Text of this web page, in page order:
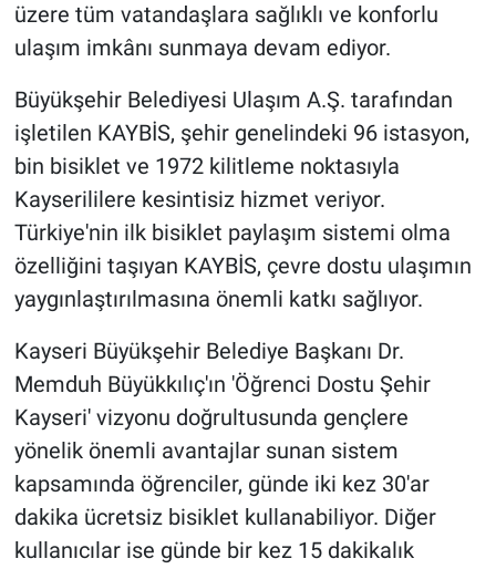
üzere tüm vatandaşlara sağlıklı ve konforlu
ulaşım imkânı sunmaya devam ediyor.
Büyükşehir Belediyesi Ulaşım A.Ş. tarafından
işletilen KAYBİS, şehir genelindeki 96 istasyon,
bin bisiklet ve 1972 kilitleme noktasıyla
Kayserililere kesintisiz hizmet veriyor.
Türkiye'nin ilk bisiklet paylaşım sistemi olma
özelliğini taşıyan KAYBİS, çevre dostu ulaşımın
yaygınlaştırılmasına önemli katkı sağlıyor.
Kayseri Büyükşehir Belediye Başkanı Dr.
Memduh Büyükkılıç'ın 'Öğrenci Dostu Şehir
Kayseri' vizyonu doğrultusunda gençlere
yönelik önemli avantajlar sunan sistem
kapsamında öğrenciler, günde iki kez 30'ar
dakika ücretsiz bisiklet kullanabiliyor. Diğer
kullanıcılar ise günde bir kez 15 dakikalık